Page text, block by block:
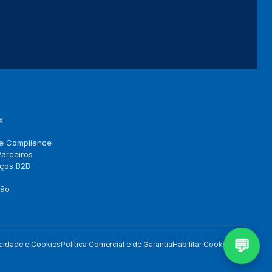
Compliance
B2B
e CookiesPolítica Comercial e de GarantiaHabilitar Cookies 💬